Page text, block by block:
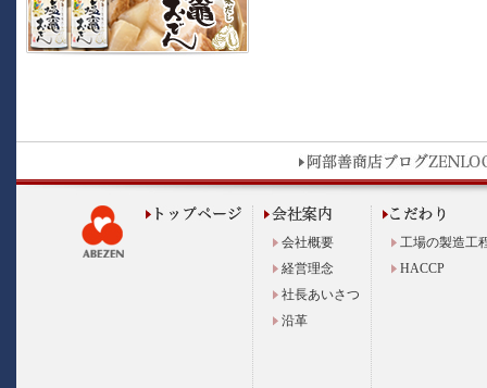
会社概要
経営理念
社長あいさつ
沿革
工場の製造工
HACCP